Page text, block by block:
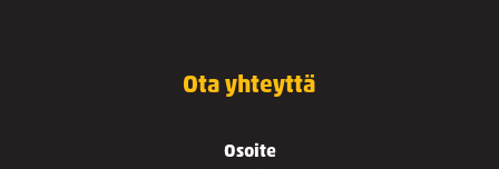
Ota yhteyttä
Osoite